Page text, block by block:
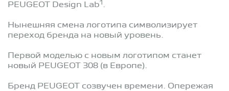
PEUGEOT Design Lab1 .
Нынешняя смена логотипа символизирует
переход бренда на новый уровень.
Первой моделью с новым логотипом станет
новый PEUGEOT 308 (в Европе).
Бренд PEUGEOT созвучен времени. Опережая